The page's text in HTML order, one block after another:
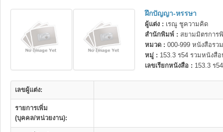
ฝึกปัญญา-หรรษา
ผู้แต่ง : เรณู ชูความคิด
สำนักพิมพ์ : สยามมิตรการ
หมวด : 000-999 หนังสือรว
หมู่ : 153.3 ร54 รวมหนังสื
เลขเรียกหนังสือ : 153.3 ร54
เลขผู้แต่ง:
รายการเพิ่ม
(บุคคล/หน่วยงาน):